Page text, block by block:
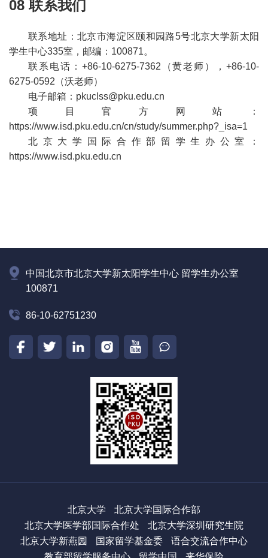
08 联系我们
联系地址：北京市海淀区颐和园路5号北京大学新太阳
学生中心335室，邮编：100871。
联系电话：+86-10-6275-7362（黄老师），+86-10-
6275-0592（沃老师）
电子邮箱：pkuclss@pku.edu.cn
项目官方网站：
https://www.isd.pku.edu.cn/cn/study/summer.php?_isa=1
北京大学国际合作部留学生办公室：
https://www.isd.pku.edu.cn
中国北京市北京大学新太阳学生中心 留学生办公室
100871
86-10-62751230
北京大学
北京大学国际合作部
北京大学医学部国际合作处
北京大学深圳研究生院
北京大学新燕园
国家留学基金委
语合交流合作中心